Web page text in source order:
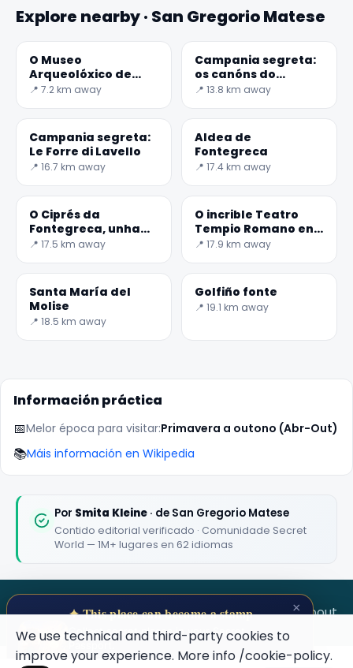
Explore nearby · San Gregorio Matese
O Museo
Arqueolóxico de
Alife
📍 7.2 km away
Campania segreta:
os canóns do
Caccaviola
📍 13.8 km away
Campania segreta:
Le Forre di Lavello
📍 16.7 km away
Aldea de
Fontegreca
📍 17.4 km away
O Ciprés da
Fontegreca, unha
fada lugar
📍 17.5 km away
O incrible Teatro
Tempio Romano en
Pietravairano
📍 17.9 km away
Santa María del
Molise
📍 18.5 km away
Golfiño fonte
📍 19.1 km away
Información práctica
📅Melor época para visitar:Primavera a outono (Abr-Out)
📚Máis información en Wikipedia
Por Smita Kleine · de San Gregorio Matese
Contido editorial verificado · Comunidade Secret
World — 1M+ lugares en 62 idiomas
SECRET WORLD TermsPrivacyAbout
We use technical and third-party cookies to
improve your experience. More info /cookie-policy.
×
✦ This place can become a stamp
Collect secret places in your Secret